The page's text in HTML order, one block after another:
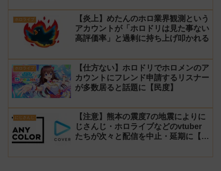
ホロライブ
【炎上】めたんのホロ業界観測という
アカウントが「ホロドリは見た事ない
高評価率」と過剰に持ち上げ叩かれる
ホロライブ
【仕方ない】ホロドリでホロメンのア
カウントにフレンド申請するリスナー
が多数居ると話題に【民度】
にじさんじ
【注意】熊本の震度7の地震によりに
じさんじ・ホロライブなどのvtuber
たちが次々と配信を中止・延期に【不